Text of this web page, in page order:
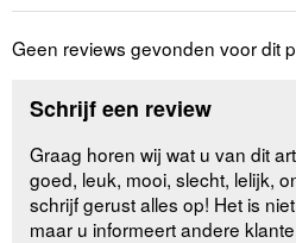
Geen reviews gevonden voor dit
Schrijf een review
Graag horen wij wat u van dit
goed, leuk, mooi, slecht, lelijk,
schrijf gerust alles op! Het is
maar u informeert andere